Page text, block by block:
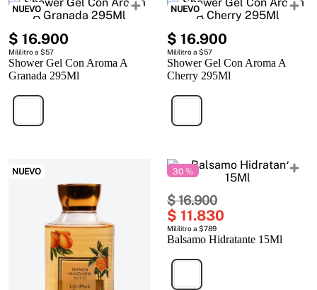
NUEVO
$ 16.900
Mililitro a $57
Shower Gel Con Aroma A
Granada 295Ml
NUEVO
$ 16.900
Mililitro a $57
Shower Gel Con Aroma A
Cherry 295Ml
NUEVO 30 %
$16.900
$ 11.830
Mililitro a $789
Balsamo Hidratante 15Ml